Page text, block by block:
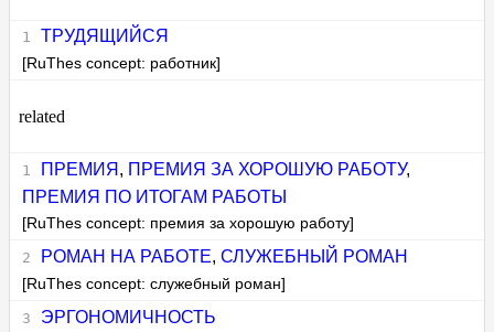
ТРУДЯЩИЙСЯ
[RuThes concept: работник]
related
ПРЕМИЯ , ПРЕМИЯ ЗА ХОРОШУЮ РАБОТУ,
ПРЕМИЯ ПО ИТОГАМ РАБОТЫ
[RuThes concept: премия за хорошую работу]
РОМАН НА РАБОТЕ, СЛУЖЕБНЫЙ РОМАН
[RuThes concept: служебный роман]
ЭРГОНОМИЧНОСТЬ